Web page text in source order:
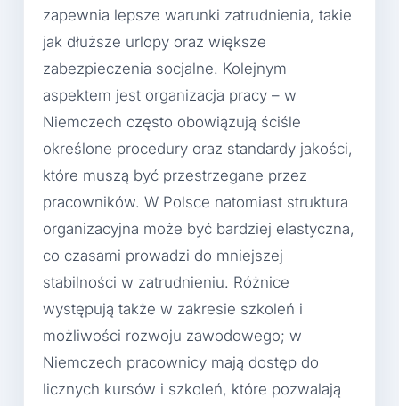
zapewnia lepsze warunki zatrudnienia, takie
jak dłuższe urlopy oraz większe
zabezpieczenia socjalne. Kolejnym
aspektem jest organizacja pracy – w
Niemczech często obowiązują ściśle
określone procedury oraz standardy jakości,
które muszą być przestrzegane przez
pracowników. W Polsce natomiast struktura
organizacyjna może być bardziej elastyczna,
co czasami prowadzi do mniejszej
stabilności w zatrudnieniu. Różnice
występują także w zakresie szkoleń i
możliwości rozwoju zawodowego; w
Niemczech pracownicy mają dostęp do
licznych kursów i szkoleń, które pozwalają